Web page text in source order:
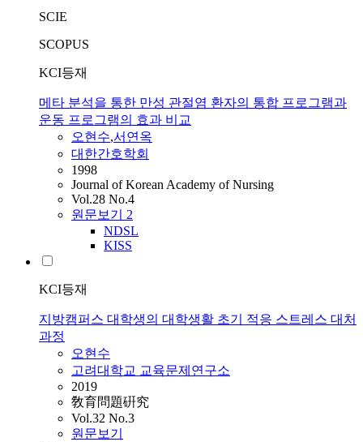
SCIE
SCOPUS
KCI등재
메타 분석을 통한 만성 관절염 환자의 통합 프로그램과
운동 프로그램의 효과 비교
오현수,서연옥
대한간호학회
1998
Journal of Korean Academy of Nursing
Vol.28 No.4
원문보기 2
NDSL
KISS
KCI등재
지방캠퍼스 대학생의 대학생활 초기 적응 스트레스 대처
과정
오현수
고려대학교 교육문제연구소
2019
敎育問題硏究
Vol.32 No.3
원문보기